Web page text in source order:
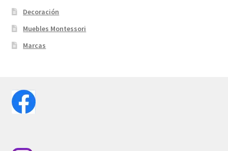
Decoración
Muebles Montessori
Marcas